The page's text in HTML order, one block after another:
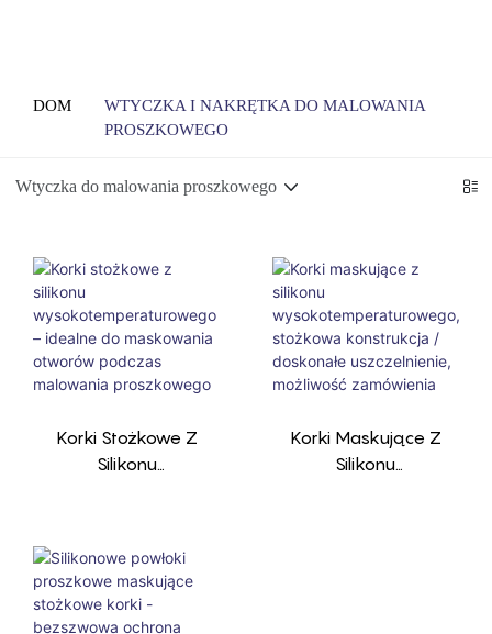
DOM
WTYCZKA I NAKRĘTKA DO MALOWANIA
PROSZKOWEGO
Wtyczka do malowania proszkowego
Korki Stożkowe Z
Silikonu
Maskowania Otworów
Podczas Malowania
Proszkowego
Korki Maskujące Z
Silikonu